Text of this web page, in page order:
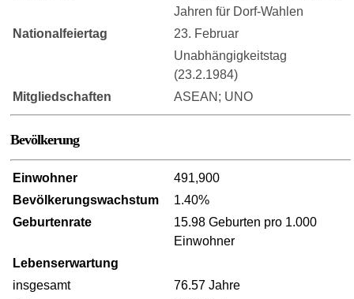
Jahren für Dorf-Wahlen
Nationalfeiertag
23. Februar
Unabhängigkeitstag
(23.2.1984)
Mitgliedschaften
ASEAN; UNO
Bevölkerung
Einwohner
491,900
Bevölkerungswachstum
1.40%
Geburtenrate
15.98 Geburten pro 1.000
Einwohner
Lebenserwartung
insgesamt
76.57 Jahre